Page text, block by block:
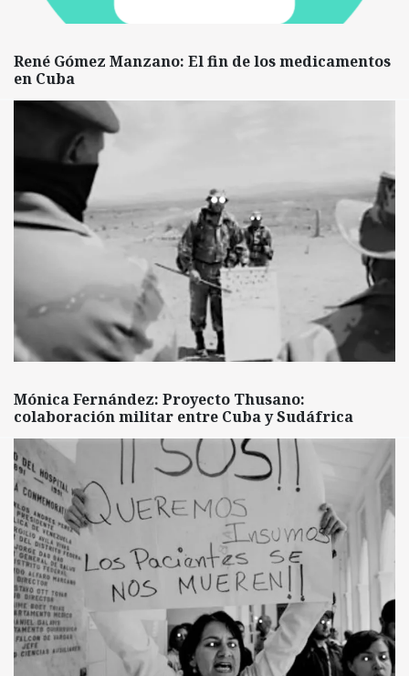
René Gómez Manzano: El fin de los medicamentos
en Cuba
Mónica Fernández: Proyecto Thusano:
colaboración militar entre Cuba y Sudáfrica